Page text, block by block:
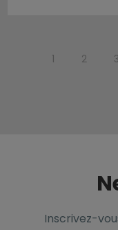
1 2 3
Inscrivez-